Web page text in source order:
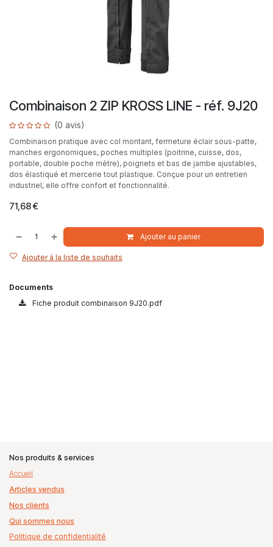
Combinaison 2 ZIP KROSS LINE - réf. 9J20
(0 avis)
Combinaison pratique avec col montant, fermeture éclair sous-patte,
manches ergonomiques, poches multiples (poitrine, cuisse, dos,
portable, double poche mètre), poignets et bas de jambe ajustables,
dos élastiqué et mercerie tout plastique. Conçue pour un entretien
industriel, elle offre confort et fonctionnalité.
71,68€
Ajouter au panier
Ajouter à la liste de souhaits
Documents
Fiche produit combinaison 9J20.pdf
Nos produits & services
Accueil
Articles vendus
Nos clients
Qui sommes nous
Politique de confidentialité